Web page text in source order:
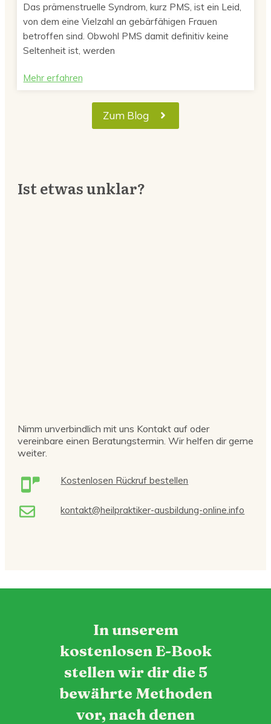
Das prämenstruelle Syndrom, kurz PMS, ist ein Leid,
von dem eine Vielzahl an gebärfähigen Frauen
betroffen sind. Obwohl PMS damit definitiv keine
Seltenheit ist, werden
Mehr erfahren
Zum Blog
Ist etwas unklar?
Nimm unverbindlich mit uns Kontakt auf oder
vereinbare einen Beratungstermin. Wir helfen dir gerne
weiter.
Kostenlosen Rückruf bestellen
kontakt@heilpraktiker-ausbildung-online.info
In unserem
kostenlosen E-Book
stellen wir dir die 5
bewährte Methoden
vor, nach denen